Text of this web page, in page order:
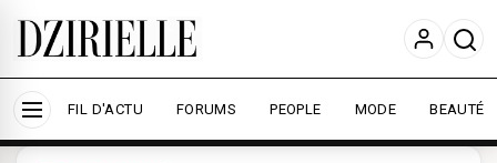
Nous utilisons des cookies pour améliorer votre
expérience et mesurer l'audience.
En savoir plus
Accepter tout Personnaliser
FIL D'ACTU FORUMS PEOPLE MODE BEAUTÉ
Forums